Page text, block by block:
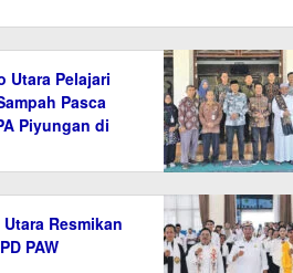
Utara Pelajari
Pasca
Piyungan di
Resmikan
PAW